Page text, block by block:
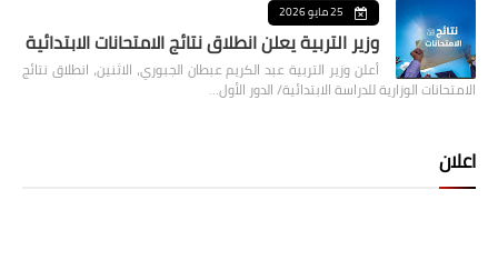
25 مايو 2026
وزير التربية يعلن انطلاق نتائج الامتحانات الابتدائية
أعلن وزير التربية عبد الكريم عبطان الجبوري، الاثنين، انطلاق نتائج
الامتحانات الوزارية للدراسة الابتدائية/ الدور الأول…
اعلان